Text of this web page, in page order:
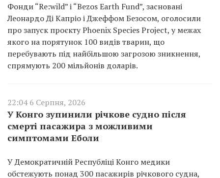
Фонди “Re:wild” і “Bezos Earth Fund”, засновані
Леонардо Ді Капріо і Джеффом Безосом, оголосили
про запуск проєкту Phoenix Species Project, у межах
якого на порятунок 100 видів тварин, що
перебувають під найбільшою загрозою зникнення,
спрямують 200 мільйонів доларів.
22:04 6 Серпня, 2026
У Конго зупинили річкове судно після
смерті пасажира з можливими
симптомами Еболи
У Демократичній Республіці Конго медики
обстежують понад 300 пасажирів річкового судна,